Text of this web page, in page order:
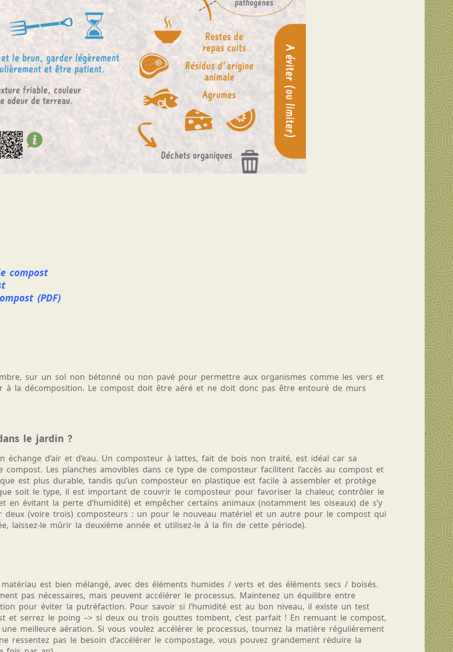
compost
(PDF)
sur un sol non bétonné ou non pavé pour permettre aux organismes comme les vers et
à la décomposition. Le compost doit être aéré et ne doit donc pas être entouré de murs
le jardin ?
d’air et d’eau. Un composteur à lattes, fait de bois non traité, est idéal car sa
Les planches amovibles dans ce type de composteur facilitent l’accès au compost et
est plus durable, tandis qu’un composteur en plastique est facile à assembler et protège
soit le type, il est important de couvrir le composteur pour favoriser la chaleur, contrôler le
en évitant la perte d’humidité) et empêcher certains animaux (notamment les oiseaux) de s’y
deux (voire trois) composteurs : un pour le nouveau matériel et un autre pour le compost qui
laissez-le mûrir la deuxième année et utilisez-le à la fin de cette période).
est bien mélangé, avec des éléments humides / verts et des éléments secs / boisés.
pas nécessaires, mais peuvent accélérer le processus. Maintenez un équilibre entre
pour éviter la putréfaction. Pour savoir si l’humidité est au bon niveau, il existe un test
et serrez le poing –> si deux ou trois gouttes tombent, c’est parfait ! En remuant le compost,
meilleure aération. Si vous voulez accélérer le processus, tournez la matière régulièrement
ressentez pas le besoin d’accélérer le compostage, vous pouvez grandement réduire la